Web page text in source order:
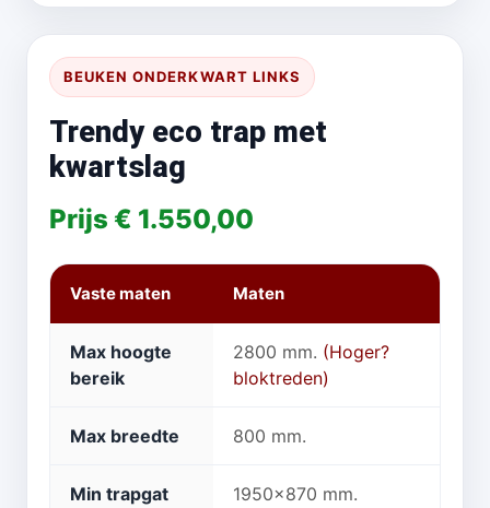
BEUKEN ONDERKWART LINKS
Trendy eco trap met
kwartslag
Prijs € 1.550,00
Vaste maten Maten
Max hoogte
bereik
2800 mm. (Hoger?
bloktreden)
Max breedte 800 mm.
Min trapgat 1950x870 mm.